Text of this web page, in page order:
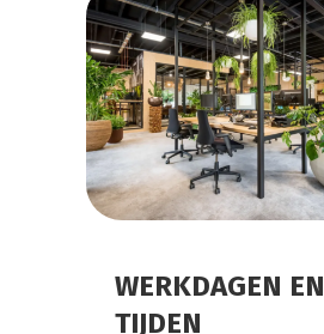
WERKDAGEN EN
TIJDEN